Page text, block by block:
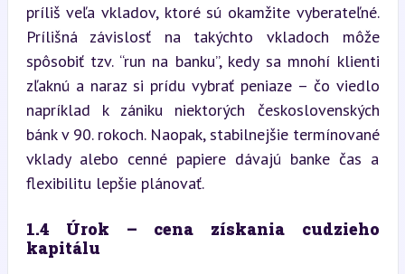
príliš veľa vkladov, ktoré sú okamžite vyberateľné.
Prílišná závislosť na takýchto vkladoch môže
spôsobiť tzv. “run na banku”, kedy sa mnohí klienti
zľaknú a naraz si prídu vybrať peniaze – čo viedlo
napríklad k zániku niektorých československých
bánk v 90. rokoch. Naopak, stabilnejšie termínované
vklady alebo cenné papiere dávajú banke čas a
flexibilitu lepšie plánovať.
1.4 Úrok – cena získania cudzieho
kapitálu